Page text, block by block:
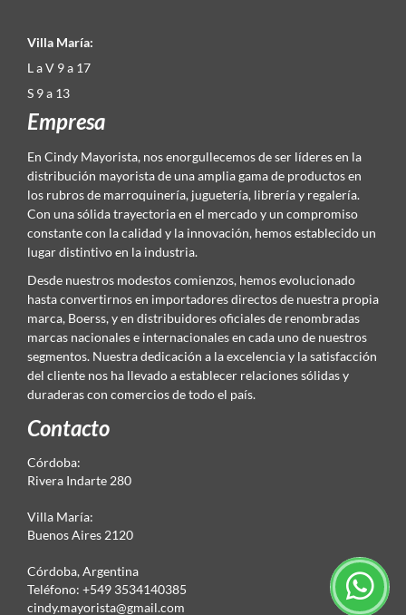
Villa María:
L a V 9 a 17
S 9 a 13
Empresa
En Cindy Mayorista, nos enorgullecemos de ser líderes en la
distribución mayorista de una amplia gama de productos en
los rubros de marroquinería, juguetería, librería y regalería.
Con una sólida trayectoria en el mercado y un compromiso
constante con la calidad y la innovación, hemos establecido un
lugar distintivo en la industria.
Desde nuestros modestos comienzos, hemos evolucionado
hasta convertirnos en importadores directos de nuestra propia
marca, Boerss, y en distribuidores oficiales de renombradas
marcas nacionales e internacionales en cada uno de nuestros
segmentos. Nuestra dedicación a la excelencia y la satisfacción
del cliente nos ha llevado a establecer relaciones sólidas y
duraderas con comercios de todo el país.
Contacto
Córdoba:
Rivera Indarte 280
Villa María:
Buenos Aires 2120
Córdoba, Argentina
Teléfono: +549 3534140385
cindy.mayorista@gmail.com